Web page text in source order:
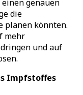
genauen
die
planen könnten.
mehr
und auf
Impfstoffes